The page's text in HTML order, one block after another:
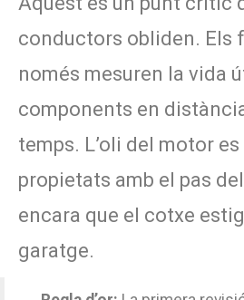
conductors obliden. Els
només mesuren la vida
components en
temps. L’oli del motor
propietats amb el pas
encara que el cotxe
garatge.